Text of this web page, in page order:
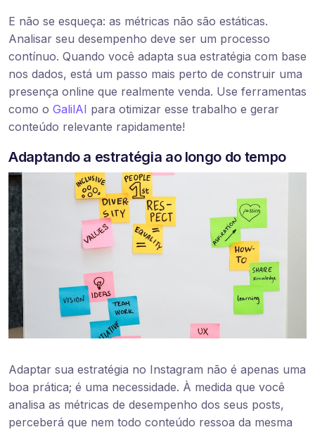
E não se esqueça: as métricas não são estáticas.
Analisar seu desempenho deve ser um processo
contínuo. Quando você adapta sua estratégia com base
nos dados, está um passo mais perto de construir uma
presença online que realmente venda. Use ferramentas
como o GalilAI para otimizar esse trabalho e gerar
conteúdo relevante rapidamente!
Adaptando a estratégia ao longo do tempo
Adaptar sua estratégia no Instagram não é apenas uma
boa prática; é uma necessidade. À medida que você
analisa as métricas de desempenho dos seus posts,
perceberá que nem todo conteúdo ressoa da mesma